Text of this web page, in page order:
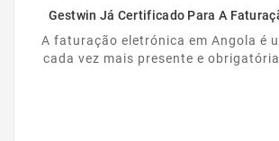
Gestwin Já Certificado Para A
A faturação eletrónica em Angola é
cada vez mais presente e